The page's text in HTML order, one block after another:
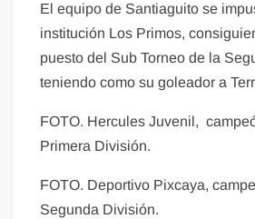
El equipo de Santiaguito se
institución Los Primos,
puesto del Sub Torneo de la
teniendo como su goleador a
FOTO. Hercules Juvenil,
Primera División.
FOTO. Deportivo Pixcaya,
Segunda División.